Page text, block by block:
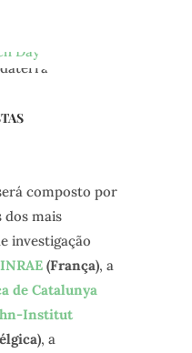
composto por
dos mais
investigação
INRAE(França), a
de Catalunya
Institut
, a